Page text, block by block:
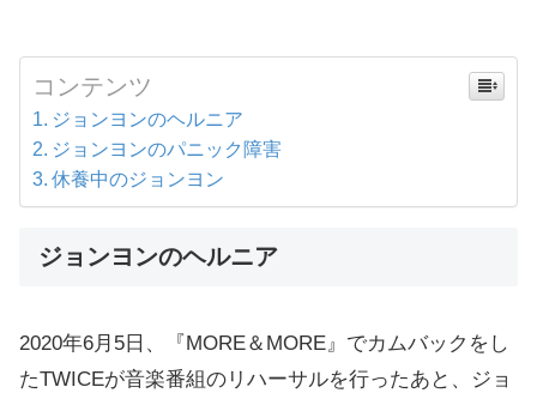
コンテンツ
ジョンヨンのヘルニア
ジョンヨンのパニック障害
休養中のジョンヨン
ジョンヨンのヘルニア
2020年6月5日、『MORE＆MORE』でカムバックをし
たTWICEが音楽番組のリハーサルを行ったあと、ジョ